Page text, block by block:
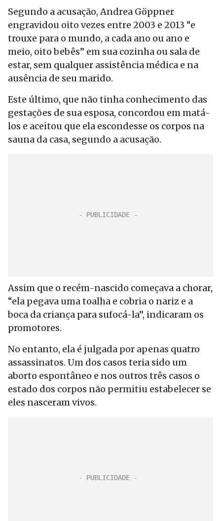
Segundo a acusação, Andrea Göppner
engravidou oito vezes entre 2003 e 2013 “e
trouxe para o mundo, a cada ano ou ano e
meio, oito bebês” em sua cozinha ou sala de
estar, sem qualquer assistência médica e na
ausência de seu marido.
Este último, que não tinha conhecimento das
gestações de sua esposa, concordou em matá-
los e aceitou que ela escondesse os corpos na
sauna da casa, segundo a acusação.
Assim que o recém-nascido começava a chorar,
“ela pegava uma toalha e cobria o nariz e a
boca da criança para sufocá-la”, indicaram os
promotores.
No entanto, ela é julgada por apenas quatro
assassinatos. Um dos casos teria sido um
aborto espontâneo e nos outros três casos o
estado dos corpos não permitiu estabelecer se
eles nasceram vivos.